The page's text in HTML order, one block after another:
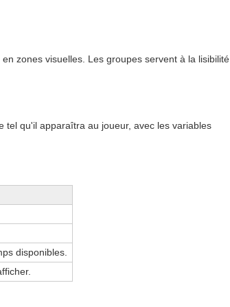
zones visuelles. Les groupes servent à la lisibilité
tel qu'il apparaîtra au joueur, avec les variables
disponibles.